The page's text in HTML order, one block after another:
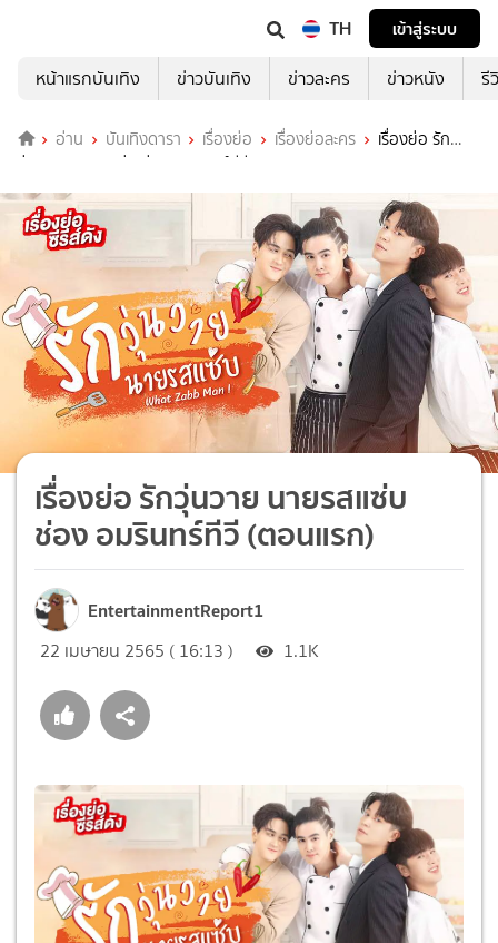
TH
เข้าสู่ระบบ
หน้าแรกบันเทิง
ข่าวบันเทิง ข่าวละคร ข่าวหนัง รี
อ่าน บันเทิงดารา เรื่องย่อ เรื่องย่อละคร
เรื่องย่อ รัก
วุ่นวาย นายรสแซ่บ ช่อง อมรินทร์ทีวี (ตอนแรก)
เรื่องย่อ รักวุ่นวาย นายรสแซ่บ
ช่อง อมรินทร์ทีวี (ตอนแรก)
EntertainmentReport1
22 เมษายน 2565 ( 16:13 ) 1.1K